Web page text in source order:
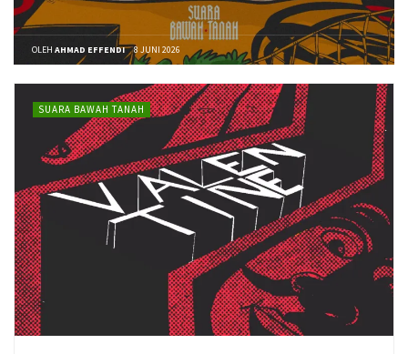
OLEH AHMAD EFFENDI 8 JUNI 2026
SUARA BAWAH TANAH